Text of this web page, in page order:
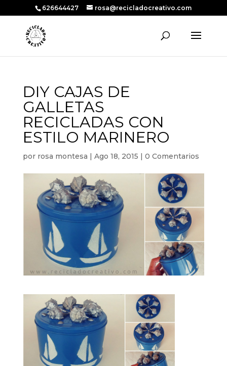
626644427 rosa@recicladocreativo.com
DIY CAJAS DE
GALLETAS
RECICLADAS CON
ESTILO MARINERO
por rosa montesa | Ago 18, 2015 | 0 Comentarios